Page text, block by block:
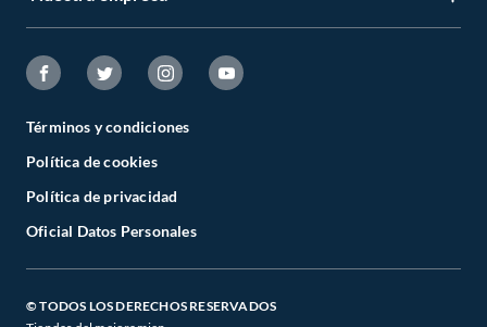
Términos y condiciones
Política de cookies
Política de privacidad
Oficial Datos Personales
© TODOS LOS DERECHOS RESERVADOS